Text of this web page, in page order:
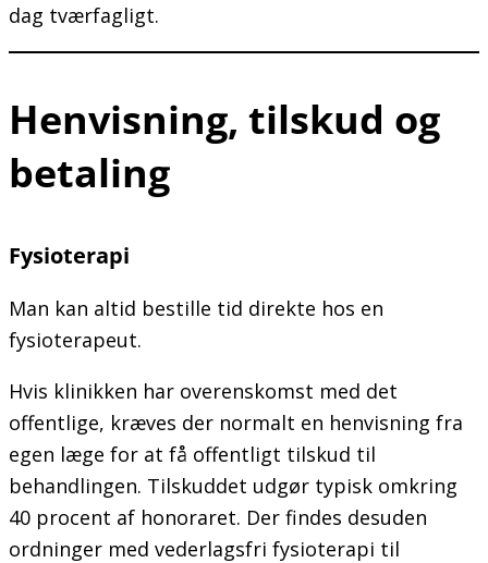
dag tværfagligt.
Henvisning, tilskud og
betaling
Fysioterapi
Man kan altid bestille tid direkte hos en
fysioterapeut.
Hvis klinikken har overenskomst med det
offentlige, kræves der normalt en henvisning fra
egen læge for at få offentligt tilskud til
behandlingen. Tilskuddet udgør typisk omkring
40 procent af honoraret. Der findes desuden
ordninger med vederlagsfri fysioterapi til